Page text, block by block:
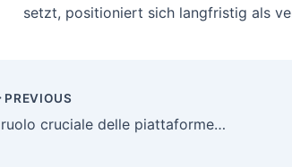
setzt, positioniert sich langfristig als
PREVIOUS
Il ruolo cruciale delle piattaforme legali nel panorama dei giochi online in Italia